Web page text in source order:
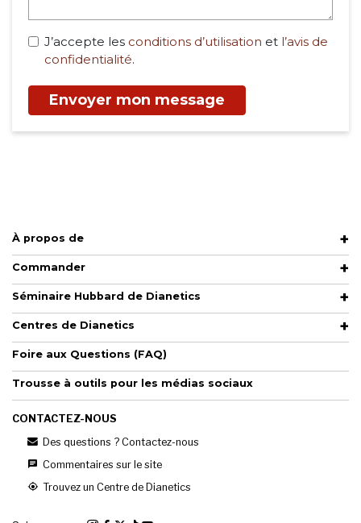
J’accepte les conditions d’utilisation et l’avis de
confidentialité.
Envoyer mon message
À propos de
Commander
Séminaire Hubbard de Dianetics
Centres de Dianetics
Foire aux Questions (FAQ)
Trousse à outils pour les médias sociaux
CONTACTEZ-NOUS
Des questions ? Contactez-nous
Commentaires sur le site
Trouvez un Centre de Dianetics